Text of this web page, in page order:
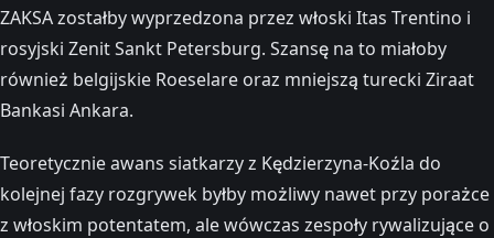
ZAKSA zostałby wyprzedzona przez włoski Itas Trentino i
rosyjski Zenit Sankt Petersburg. Szansę na to miałoby
również belgijskie Roeselare oraz mniejszą turecki Ziraat
Bankasi Ankara.
Teoretycznie awans siatkarzy z Kędzierzyna-Koźla do
kolejnej fazy rozgrywek byłby możliwy nawet przy porażce
z włoskim potentatem, ale wówczas zespoły rywalizujące o